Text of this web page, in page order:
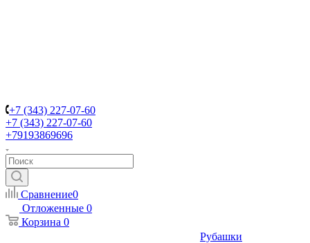
+7 (343) 227-07-60
+7 (343) 227-07-60
+79193869696
Сравнение0
Отложенные 0
Корзина 0
Рубашки